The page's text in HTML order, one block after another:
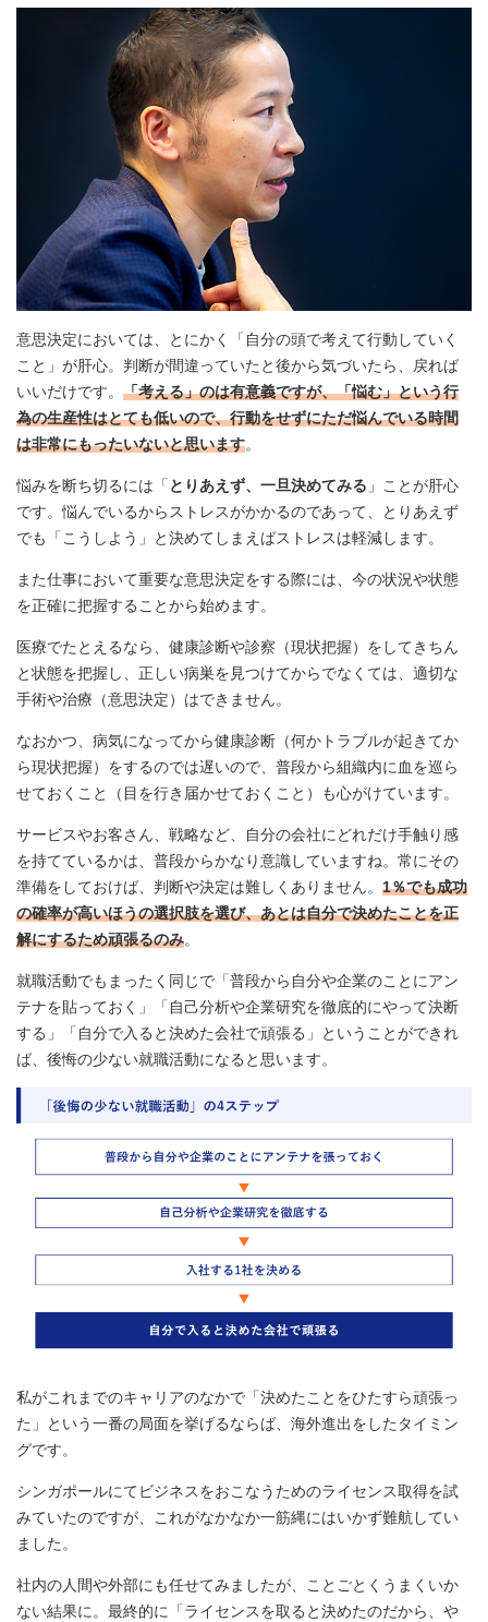
意思決定においては、とにかく「自分の頭で考えて行動していく
こと」が肝心。判断が間違っていたと後から気づいたら、戻れば
いいだけです。 「考える」のは有意義ですが、「悩む」という行
為の生産性はとても低いので、行動をせずにただ悩んでいる時間
は非常にもったいないと思います。
悩みを断ち切るには「 とりあえず、一旦決めてみる 」ことが肝心
です。悩んでいるからストレスがかかるのであって、とりあえず
でも「こうしよう」と決めてしまえばストレスは軽減します。
また仕事において重要な意思決定をする際には、今の状況や状態
を正確に把握することから始めます。
医療でたとえるなら、健康診断や診察（現状把握）をしてきちん
と状態を把握し、正しい病巣を見つけてからでなくては、適切な
手術や治療（意思決定）はできません。
なおかつ、病気になってから健康診断（何かトラブルが起きてか
ら現状把握）をするのでは遅いので、普段から組織内に血を巡ら
せておくこと（目を行き届かせておくこと）も心がけています。
サービスやお客さん、戦略など、自分の会社にどれだけ手触り感
を持てているかは、普段からかなり意識していますね。常にその
準備をしておけば、判断や決定は難しくありません。 1％でも成功
の確率が高いほうの選択肢を選び、あとは自分で決めたことを正
解にするため頑張るのみ。
就職活動でもまったく同じで「普段から自分や企業のことにアン
テナを貼っておく」「自己分析や企業研究を徹底的にやって決断
する」「自分で入ると決めた会社で頑張る」ということができれ
ば、後悔の少ない就職活動になると思います。
私がこれまでのキャリアのなかで「決めたことをひたすら頑張っ
た」という一番の局面を挙げるならば、海外進出をしたタイミン
グです。
シンガポールにてビジネスをおこなうためのライセンス取得を試
みていたのですが、これがなかなか一筋縄にはいかず難航してい
ました。
社内の人間や外部にも任せてみましたが、ことごとくうまくいか
ない結果に。最終的に「ライセンスを取ると決めたのだから、や